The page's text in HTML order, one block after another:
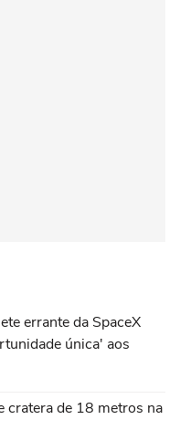
errante da SpaceX
única' aos
cratera de 18 metros na